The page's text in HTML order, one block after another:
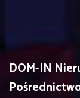
DOM-IN